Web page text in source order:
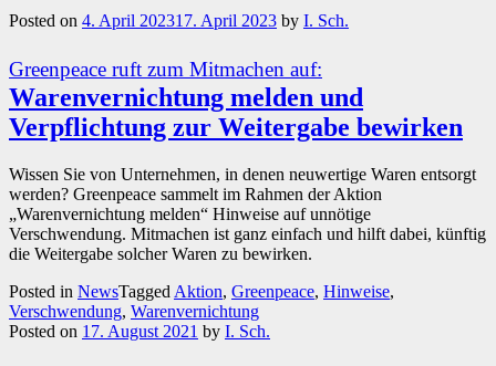
Posted on 4. April 202317. April 2023 by I. Sch.
Greenpeace ruft zum Mitmachen auf:
Warenvernichtung melden und
Verpflichtung zur Weitergabe bewirken
Wissen Sie von Unternehmen, in denen neuwertige Waren entsorgt
werden? Greenpeace sammelt im Rahmen der Aktion
„Warenvernichtung melden“ Hinweise auf unnötige
Verschwendung. Mitmachen ist ganz einfach und hilft dabei, künftig
die Weitergabe solcher Waren zu bewirken.
Posted in NewsTagged Aktion, Greenpeace, Hinweise,
Verschwendung, Warenvernichtung
Posted on 17. August 2021 by I. Sch.